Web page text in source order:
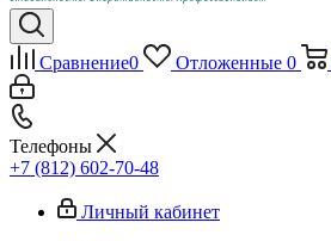
Сравнение0 Отложенные 0
Телефоны
+7 (812) 602-70-48
Личный кабинет